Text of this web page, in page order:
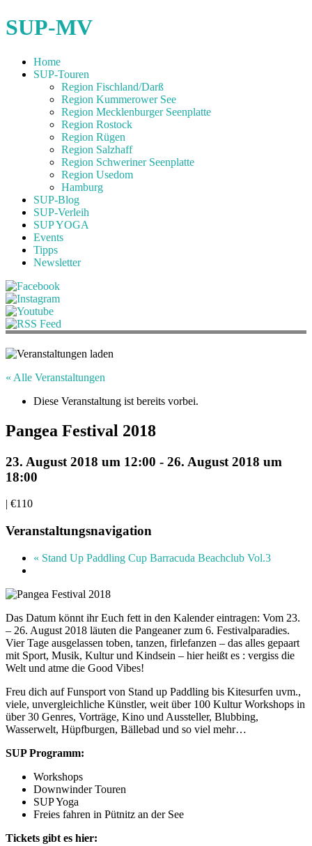
SUP-MV
Home
SUP-Touren
Region Fischland/Darß
Region Kummerower See
Region Mecklenburger Seenplatte
Region Rostock
Region Rügen
Region Salzhaff
Region Schweriner Seenplatte
Region Usedom
Hamburg
SUP-Blog
SUP-Verleih
SUP YOGA
Events
Tipps
Newsletter
« Alle Veranstaltungen
Diese Veranstaltung ist bereits vorbei.
Pangea Festival 2018
23. August 2018 um 12:00 - 26. August 2018 um
18:00
| €110
Veranstaltungsnavigation
« Stand Up Paddling Cup Barracuda Beachclub Vol.3
Das Datum könnt ihr Euch fett in den Kalender eintragen: Vom 23.
– 26. August 2018 läuten die Pangeaner zum 6. Festivalparadies.
Vier Tage ausgelassen toben, tanzen, firlefanzen – das alles gepaart
mit Sport, Musik, Kultur und Kindsein – hier heißt es : vergiss die
Welt und atme die Good Vibes!
Freu dich auf Funsport von Stand up Paddling bis Kitesurfen uvm.,
viele, unvergleichliche Künstler, weit über 100 Kultur Workshops in
über 30 Genres, Vorträge, Kino und Aussteller, Blubbing,
Wasserwelt, Hüpfburgen, Bällebad und so viel mehr…
SUP Programm:
Workshops
Downwinder Touren
SUP Yoga
Freies fahren in Pütnitz an der See
Tickets gibt es hier: